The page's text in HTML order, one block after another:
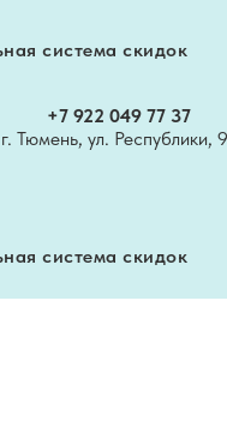
+7 922 049 77 37
г. Тюмень, ул. Республики,
система скидок
система скидок